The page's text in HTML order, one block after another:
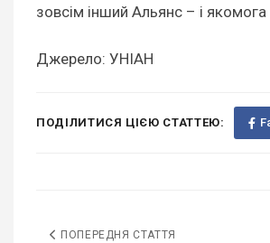
зовсім інший Альянс – і
Джерело: УНІАН
ПОДІЛИТИСЯ ЦІЄЮ СТАТТЕЮ:
ПОПЕРЕДНЯ СТАТТЯ